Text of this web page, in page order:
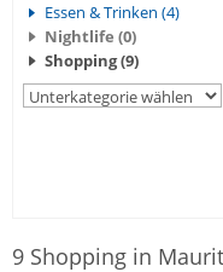
Essen & Trinken (4)
Nightlife (0)
Shopping (9)
9 Shopping in